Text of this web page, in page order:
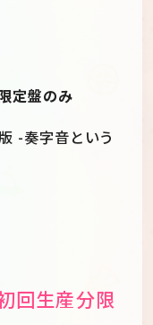
盤のみ
-奏字音という
回生産分限